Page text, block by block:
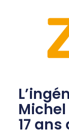
17 ans